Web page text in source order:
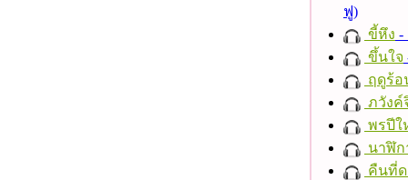
ฟู)
ขี้หึง -
ขึ้นใจ
ฤดูร้อ
ภวังค์
พรปีใ
นาฬิก
คืนที่ด